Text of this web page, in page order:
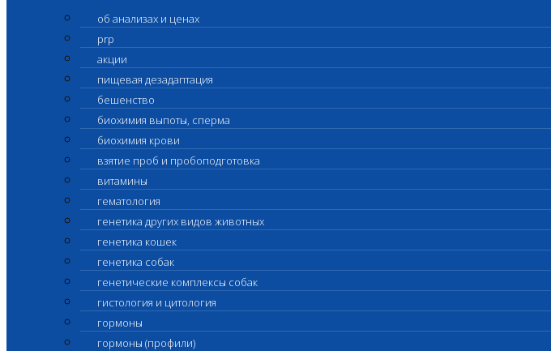
об анализах и ценах
prp
акции
пищевая дезадаптация
бешенство
биохимия выпоты, сперма
биохимия крови
взятие проб и пробоподготовка
витамины
гематология
генетика других видов животных
генетика кошек
генетика собак
генетические комплексы собак
гистология и цитология
гормоны
гормоны (профили)